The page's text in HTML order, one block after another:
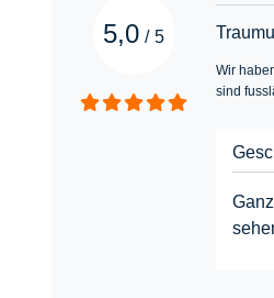
5,0 / 5
Wir
sind